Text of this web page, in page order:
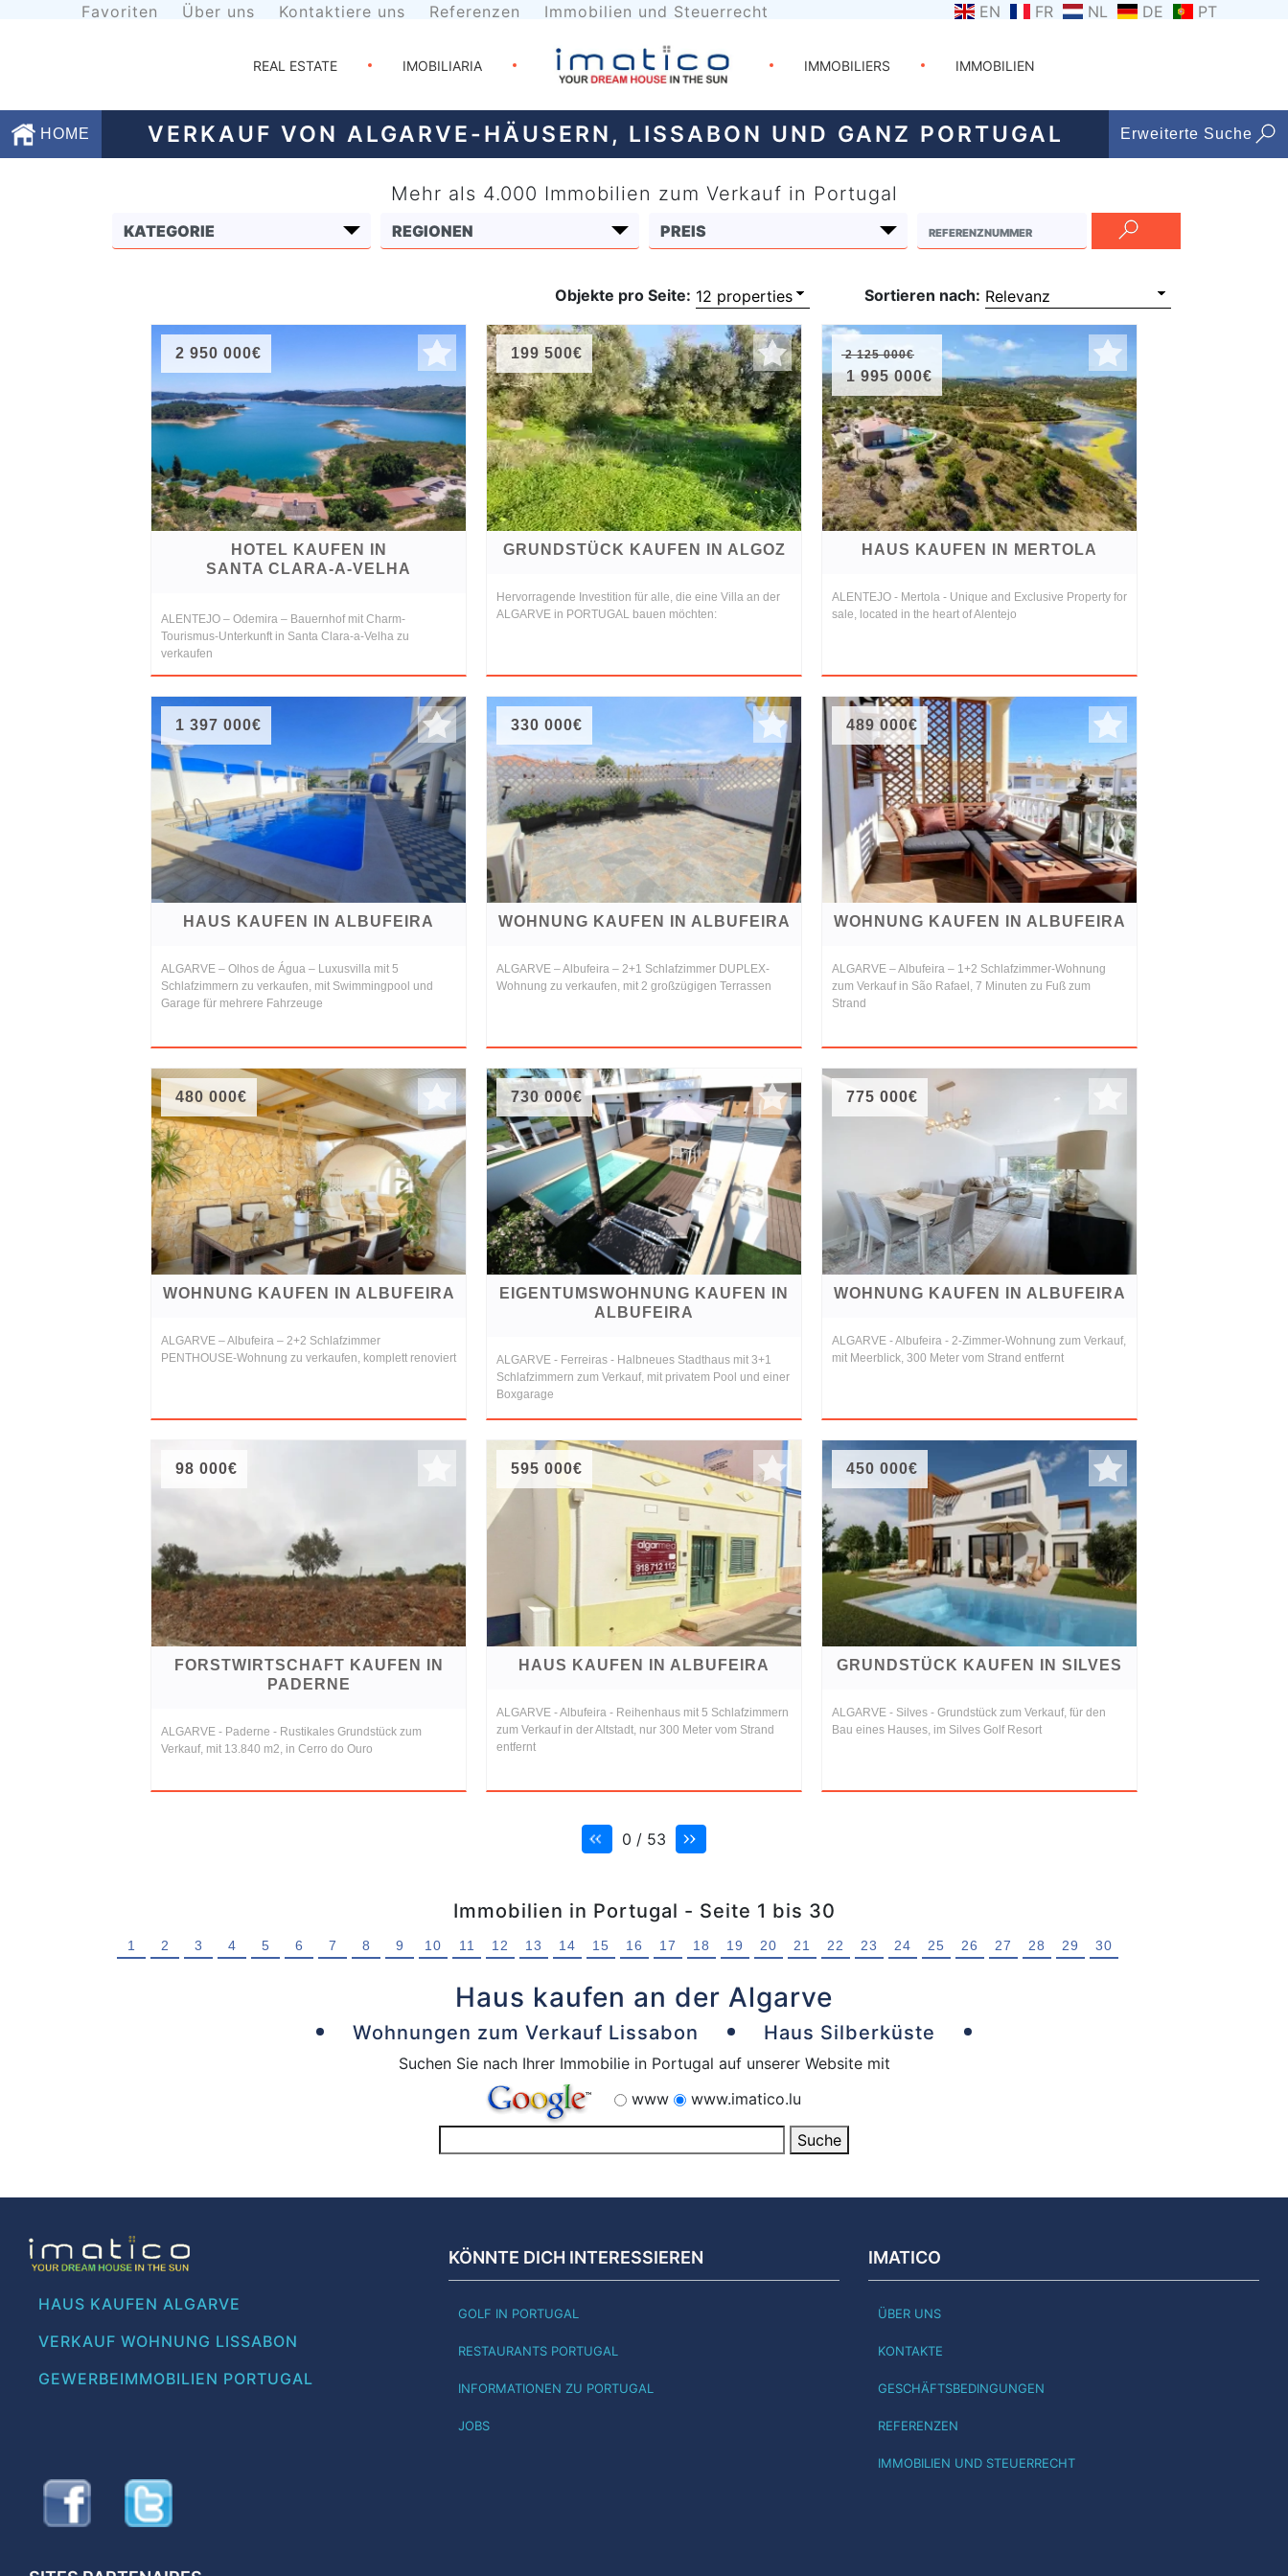
Favoriten Über uns Kontaktiere uns Referenzen Immobilien und Steuerrecht EN FR NL DE PT
REAL ESTATE IMOBILIARIA IMMOBILIERS IMMOBILIEN
HOME VERKAUF VON ALGARVE-HÄUSERN, LISSABON UND GANZ PORTUGAL Erweiterte Suche
Geschäftsbedingungen
Mehr als 4.000 Immobilien zum Verkauf in Portugal
Objekte pro Seite: Sortieren nach:
2 950 000€
HOTEL KAUFEN IN
SANTA CLARA-A-VELHA
ALENTEJO – Odemira – Bauernhof mit Charm-
Tourismus-Unterkunft in Santa Clara-a-Velha zu
verkaufen
199 500€
GRUNDSTÜCK KAUFEN IN ALGOZ
Hervorragende Investition für alle, die eine Villa an der
ALGARVE in PORTUGAL bauen möchten:
2 125 000€
1 995 000€
HAUS KAUFEN IN MERTOLA
ALENTEJO - Mertola - Unique and Exclusive Property for
sale, located in the heart of Alentejo
1 397 000€
HAUS KAUFEN IN ALBUFEIRA
ALGARVE – Olhos de Água – Luxusvilla mit 5
Schlafzimmern zu verkaufen, mit Swimmingpool und
Garage für mehrere Fahrzeuge
330 000€
WOHNUNG KAUFEN IN ALBUFEIRA
ALGARVE – Albufeira – 2+1 Schlafzimmer DUPLEX-
Wohnung zu verkaufen, mit 2 großzügigen Terrassen
489 000€
WOHNUNG KAUFEN IN ALBUFEIRA
ALGARVE – Albufeira – 1+2 Schlafzimmer-Wohnung
zum Verkauf in São Rafael, 7 Minuten zu Fuß zum
Strand
480 000€
WOHNUNG KAUFEN IN ALBUFEIRA
ALGARVE – Albufeira – 2+2 Schlafzimmer
PENTHOUSE-Wohnung zu verkaufen, komplett renoviert
730 000€
EIGENTUMSWOHNUNG KAUFEN IN
ALBUFEIRA
ALGARVE - Ferreiras - Halbneues Stadthaus mit 3+1
Schlafzimmern zum Verkauf, mit privatem Pool und einer
Boxgarage
775 000€
WOHNUNG KAUFEN IN ALBUFEIRA
ALGARVE - Albufeira - 2-Zimmer-Wohnung zum Verkauf,
mit Meerblick, 300 Meter vom Strand entfernt
98 000€
FORSTWIRTSCHAFT KAUFEN IN
PADERNE
ALGARVE - Paderne - Rustikales Grundstück zum
Verkauf, mit 13.840 m2, in Cerro do Ouro
595 000€
HAUS KAUFEN IN ALBUFEIRA
ALGARVE - Albufeira - Reihenhaus mit 5 Schlafzimmern
zum Verkauf in der Altstadt, nur 300 Meter vom Strand
entfernt
450 000€
GRUNDSTÜCK KAUFEN IN SILVES
ALGARVE - Silves - Grundstück zum Verkauf, für den
Bau eines Hauses, im Silves Golf Resort
0 / 53
Immobilien in Portugal - Seite 1 bis 30
1 2 3 4 5 6 7 8 9 10 11 12 13 14 15 16 17 18 19 20 21 22 23 24 25 26 27 28 29 30
Haus kaufen an der Algarve
Wohnungen zum Verkauf Lissabon Haus Silberküste
Suchen Sie nach Ihrer Immobilie in Portugal auf unserer Website mit
www
www.imatico.lu
HAUS KAUFEN ALGARVE
VERKAUF WOHNUNG LISSABON
GEWERBEIMMOBILIEN PORTUGAL
KÖNNTE DICH INTERESSIEREN
GOLF IN PORTUGAL
RESTAURANTS PORTUGAL
INFORMATIONEN ZU PORTUGAL
JOBS
IMATICO
ÜBER UNS
KONTAKTE
GESCHÄFTSBEDINGUNGEN
REFERENZEN
IMMOBILIEN UND STEUERRECHT